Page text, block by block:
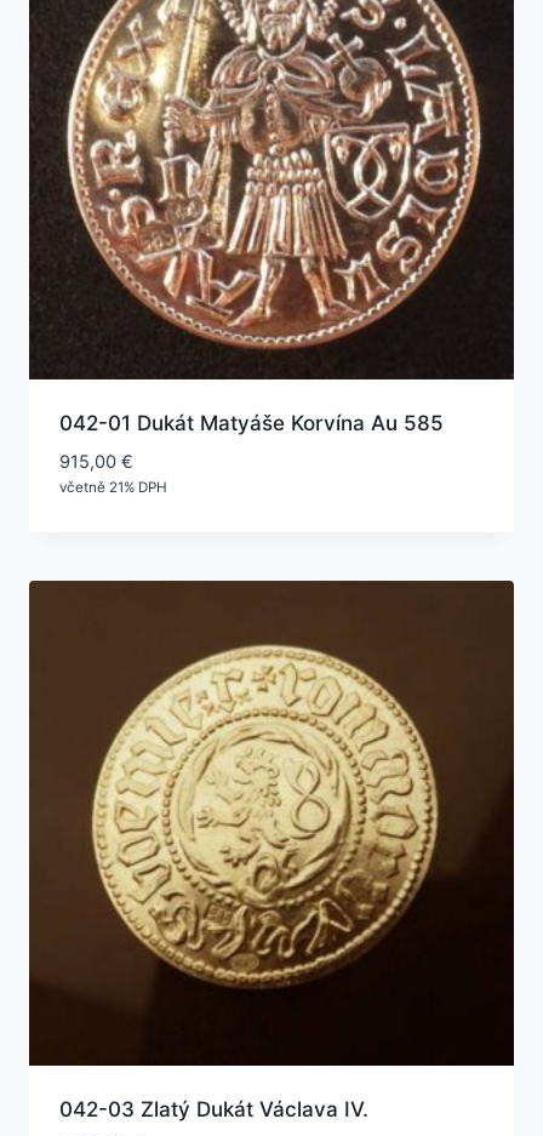
042-01 Dukát Matyáše Korvína Au 585
915,00 €
včetně 21% DPH
042-03 Zlatý Dukát Václava IV.